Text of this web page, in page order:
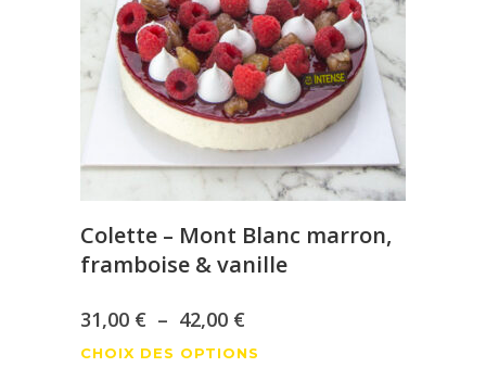
peuvent
être
choisies
sur
page
du
Colette – Mont Blanc marron,
framboise & vanille
31,00 € – 42,00 €Plage
de
CHOIX DES OPTIONS